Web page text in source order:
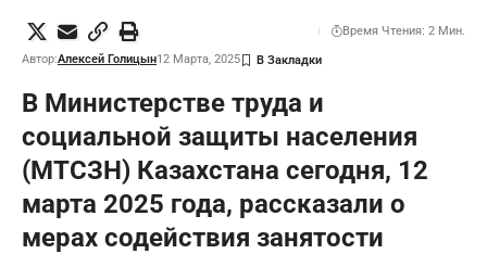
Автор:Алексей Голицын12 Марта, 2025
Время Чтения: 2 Мин.
В Министерстве труда и
социальной защиты населения
(МТСЗН) Казахстана сегодня, 12
марта 2025 года, рассказали о
мерах содействия занятости